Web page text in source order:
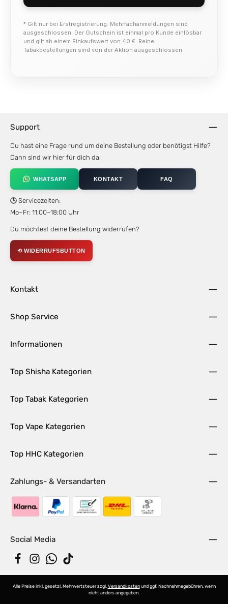
* Gilt nur bei Erstregistrierung. Mehrfachanmeldungen sind
ausgeschlossen. Der Gutschein ist einmal pro Kunde einlösbar
und gilt ab einem Einkaufswert von 40 €. Reine
Tabakbestellungen sind von der Aktion ausgeschlossen.
Support
Du hast eine Frage rund um deine Bestellung oder benötigst Hilfe?
Dann sind wir hier für dich da!
WHATSAPP KONTAKT FAQ
🕒 Servicezeiten:
Mo–Fr: 11:00–18:00 Uhr
Du möchtest deine Bestellung widerrufen?
⟲ WIDERRUFSBUTTON
Kontakt
Shop Service
Informationen
Top Shisha Kategorien
Top Tabak Kategorien
Top Vape Kategorien
Top HHC Kategorien
Zahlungs- & Versandarten
Social Media
Alle Preise inkl. gesetzl. Mehrwertsteuer zzgl. Versandkostenund ggf. Nachnahmegebühren, wenn
nicht anders angegeben.